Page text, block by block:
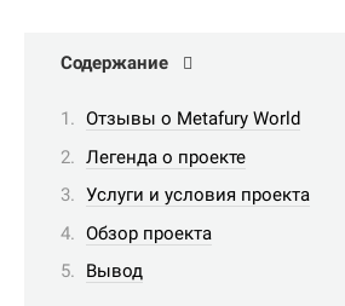
Содержание
Отзывы о Metafury World
Легенда о проекте
Услуги и условия проекта
Обзор проекта
Вывод